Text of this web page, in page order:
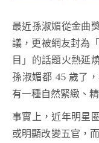
最近孫淑媚從金曲
議，更被網友封為
目」的話題火熱延
孫淑媚都 45 歲了
有一種自然緊緻、
事實上，近年明星
或明顯改變五官，